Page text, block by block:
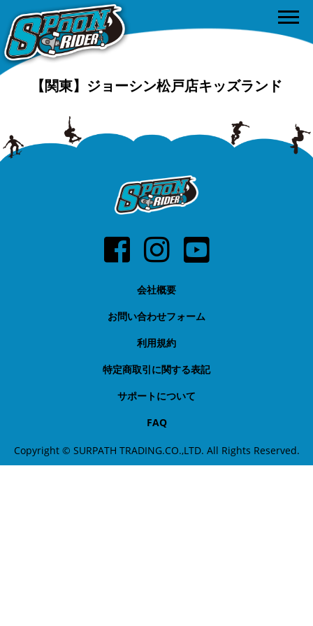
【関東】ジョーシン松戸店キッズランド
会社概要
お問い合わせフォーム
利用規約
特定商取引に関する表記
サポートについて
FAQ
Copyright © SURPATH TRADING.CO.,LTD. All Rights Reserved.